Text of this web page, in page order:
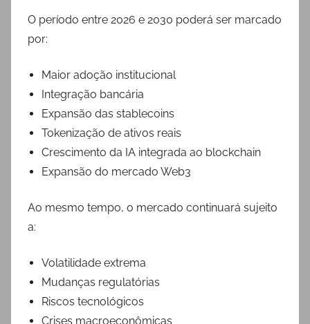
O período entre 2026 e 2030 poderá ser marcado
por:
Maior adoção institucional
Integração bancária
Expansão das stablecoins
Tokenização de ativos reais
Crescimento da IA integrada ao blockchain
Expansão do mercado Web3
Ao mesmo tempo, o mercado continuará sujeito
a:
Volatilidade extrema
Mudanças regulatórias
Riscos tecnológicos
Crises macroeconômicas